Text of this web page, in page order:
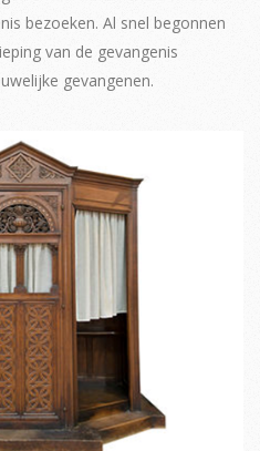
bezoeken. Al snel begonnen
van de gevangenis
gevangenen.